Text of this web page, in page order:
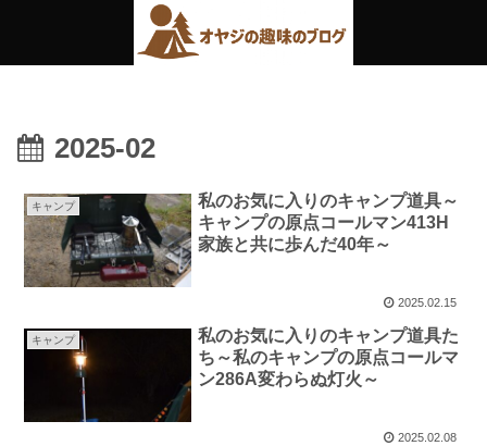
2025-02
キャンプ
私のお気に入りのキャンプ道具～
キャンプの原点コールマン413H
家族と共に歩んだ40年～
2025.02.15
キャンプ
私のお気に入りのキャンプ道具た
ち～私のキャンプの原点コールマ
ン286A変わらぬ灯火～
2025.02.08